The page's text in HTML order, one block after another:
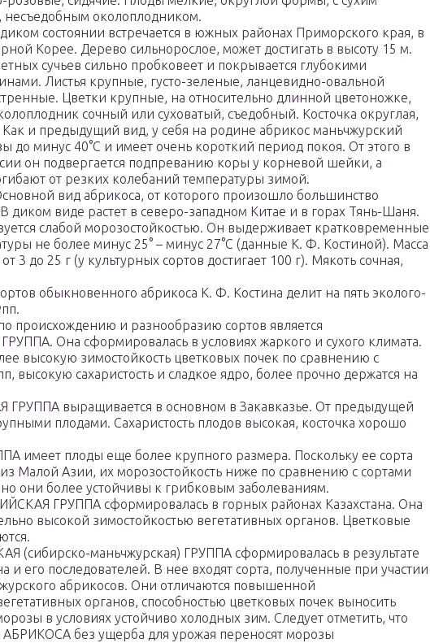
несъедобным околоплодником.
состоянии встречается в южных районах Приморского края, в
Корее. Дерево сильнорослое, может достигать в высоту 15 м.
сучьев сильно пробковеет и покрывается глубокими
Листья крупные, густо-зеленые, ланцевидно-овальной
Цветки крупные, на относительно длинной цветоножке,
сочный или суховатый, съедобный. Косточка округлая,
и предыдущий вид, у себя на родине абрикос маньчжурский
до минус 40°С и имеет очень короткий период покоя. От этого в
он подвергается подпреванию коры у корневой шейки, а
от резких колебаний температуры зимой.
вид абрикоса, от которого произошло большинство
диком виде растет в северо-западном Китае и в горах Тянь-Шаня.
слабой морозостойкостью. Он выдерживает кратковременные
не более минус 25° – минус 27°С (данные К. Ф. Костиной). Масса
3 до 25 г (у культурных сортов достигает 100 г). Мякоть сочная,
обыкновенного абрикоса К. Ф. Костина делит на пять эколого-
происхождению и разнообразию сортов является
Она сформировалась в условиях жаркого и сухого климата.
высокую зимостойкость цветковых почек по сравнению с
высокую сахаристость и сладкое ядро, более прочно держатся на
выращивается в основном в Закавказье. От предыдущей
плодами. Сахаристость плодов высокая, косточка хорошо
имеет плоды еще более крупного размера. Поскольку ее сорта
Малой Азии, их морозостойкость ниже по сравнению с сортами
они более устойчивы к грибковым заболеваниям.
ГРУППА сформировалась в горных районах Казахстана. Она
высокой зимостойкостью вегетативных органов. Цветковые
(сибирско-маньчжурская) ГРУППА сформировалась в результате
и его последователей. В нее входят сорта, полученные при участии
абрикосов. Они отличаются повышенной
органов, способностью цветковых почек выносить
в условиях устойчиво холодных зим. Следует отметить, что
без ущерба для урожая переносят морозы